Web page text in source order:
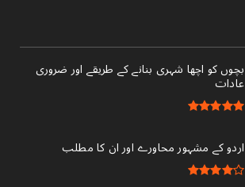
بچوں کو اچھا شہری بنانے کے طریقے اور ضروری
عادات
اردو کے مشہور محاورے اور ان کا مطلب